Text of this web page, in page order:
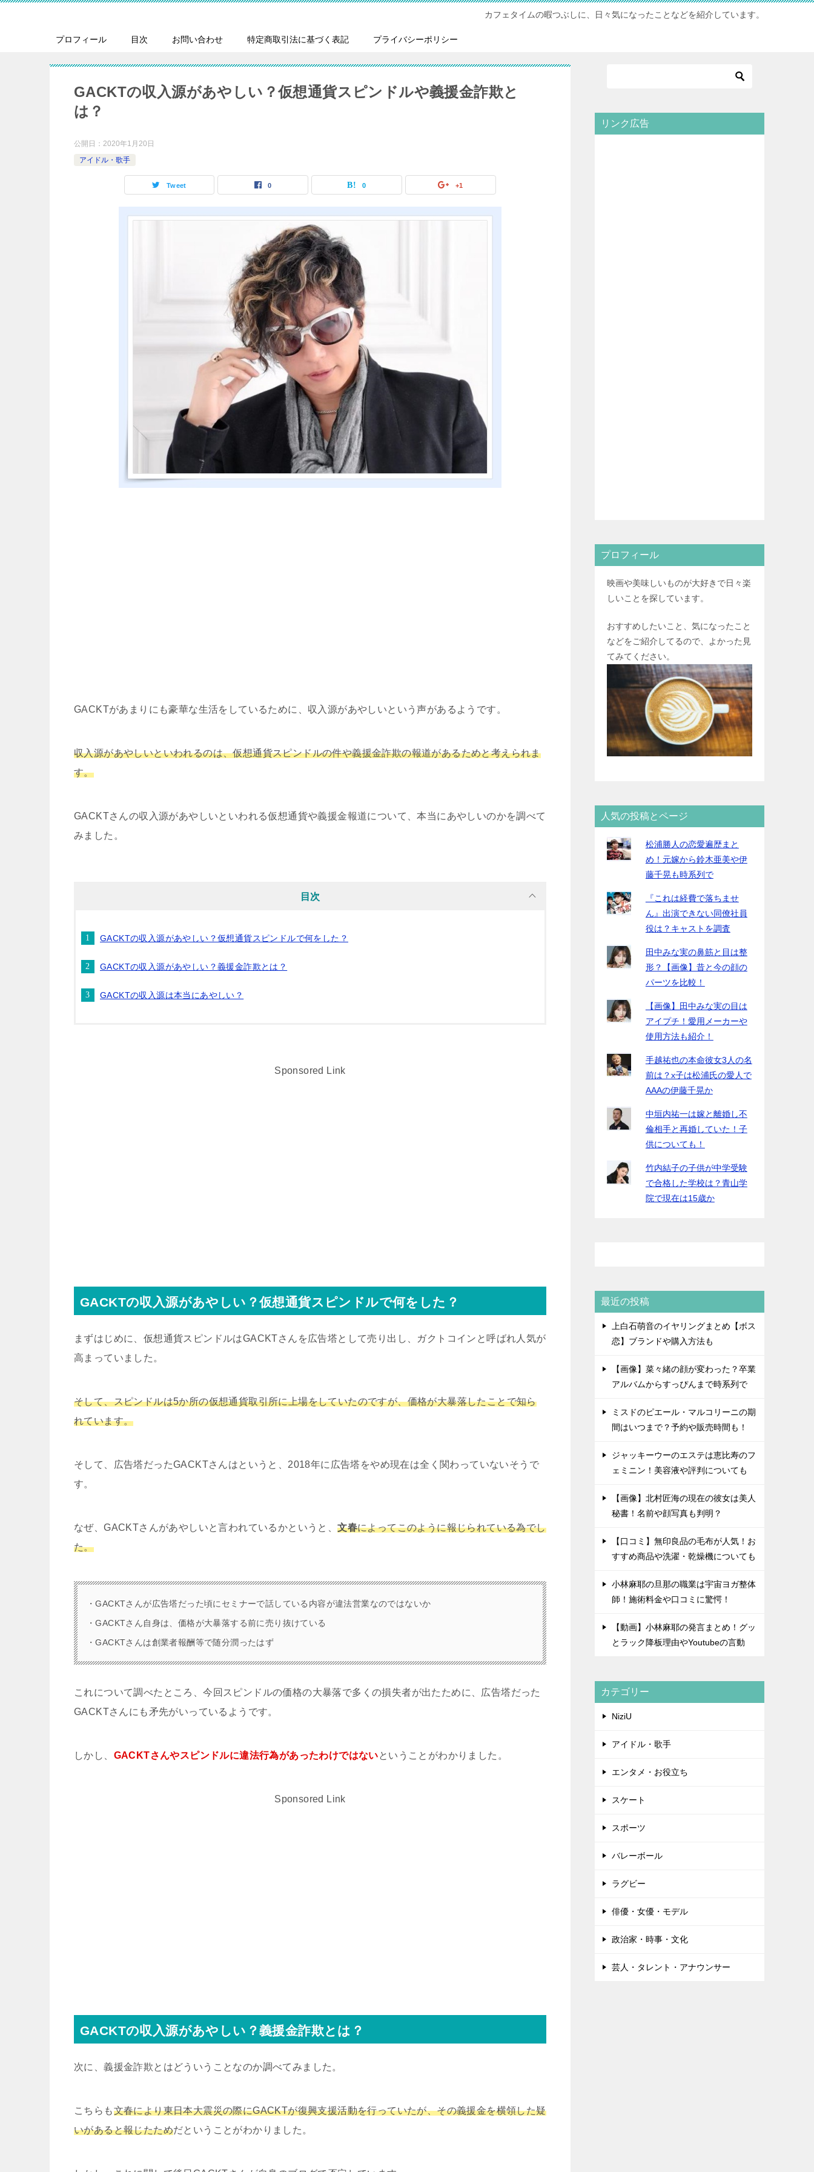
カフェタイムの暇つぶしに、日々気になったことなどを紹介しています。
プロフィール 目次 お問い合わせ 特定商取引法に基づく表記 プライバシーポリシー
GACKTの収入源があやしい？仮想通貨スピンドルや義援金詐欺と
は？
公開日： 2020年1月20日
アイドル・歌手
Tweet 0 0 +1
GACKTがあまりにも豪華な生活をしているために、収入源があやしいという声があるようです。
収入源があやしいといわれるのは、仮想通貨スピンドルの件や義援金詐欺の報道があるためと考えられま
す。
GACKTさんの収入源があやしいといわれる仮想通貨や義援金報道について、本当にあやしいのかを調べて
みました。
目次
GACKTの収入源があやしい？仮想通貨スピンドルで何をした？
GACKTの収入源があやしい？義援金詐欺とは？
GACKTの収入源は本当にあやしい？
Sponsored Link
GACKTの収入源があやしい？仮想通貨スピンドルで何をした？
まずはじめに、仮想通貨スピンドルはGACKTさんを広告塔として売り出し、ガクトコインと呼ばれ人気が
高まっていました。
そして、スピンドルは5か所の仮想通貨取引所に上場をしていたのですが、価格が大暴落したことで知ら
れています。
そして、広告塔だったGACKTさんはというと、2018年に広告塔をやめ現在は全く関わっていないそうで
す。
なぜ、GACKTさんがあやしいと言われているかというと、文春によってこのように報じられている為でし
た。
・GACKTさんが広告塔だった頃にセミナーで話している内容が違法営業なのではないか
・GACKTさん自身は、価格が大暴落する前に売り抜けている
・GACKTさんは創業者報酬等で随分潤ったはず
これについて調べたところ、今回スピンドルの価格の大暴落で多くの損失者が出たために、広告塔だった
GACKTさんにも矛先がいっているようです。
しかし、 GACKTさんやスピンドルに違法行為があったわけではないということがわかりました。
Sponsored Link
GACKTの収入源があやしい？義援金詐欺とは？
次に、義援金詐欺とはどういうことなのか調べてみました。
こちらも文春により東日本大震災の際にGACKTが復興支援活動を行っていたが、その義援金を横領した疑
いがあると報じたためだということがわかりました。
リンク広告
プロフィール
映画や美味しいものが大好きで日々楽
しいことを探しています。
おすすめしたいこと、気になったこと
などをご紹介してるので、よかった見
てみてください。
人気の投稿とページ
松浦勝人の恋愛遍歴まと
め！元嫁から鈴木亜美や伊
藤千晃も時系列で
『これは経費で落ちませ
ん』出演できない同僚社員
役は？キャストを調査
田中みな実の鼻筋と目は整
形？【画像】昔と今の顔の
パーツを比較！
【画像】田中みな実の目は
アイプチ！愛用メーカーや
使用方法も紹介！
手越祐也の本命彼女3人の名
前は？x子は松浦氏の愛人で
AAAの伊藤千晃か
中垣内祐一は嫁と離婚し不
倫相手と再婚していた！子
供についても！
竹内結子の子供が中学受験
で合格した学校は？青山学
院で現在は15歳か
最近の投稿
上白石萌音のイヤリングまとめ【ボス
恋】ブランドや購入方法も
【画像】菜々緒の顔が変わった？卒業
アルバムからすっぴんまで時系列で
ミスドのピエール・マルコリーニの期
間はいつまで？予約や販売時間も！
ジャッキーウーのエステは恵比寿のフ
ェミニン！美容液や評判についても
【画像】北村匠海の現在の彼女は美人
秘書！名前や顔写真も判明？
【口コミ】無印良品の毛布が人気！お
すすめ商品や洗濯・乾燥機についても
小林麻耶の旦那の職業は宇宙ヨガ整体
師！施術料金や口コミに驚愕！
【動画】小林麻耶の発言まとめ！グッ
とラック降板理由やYoutubeの言動
カテゴリー
NiziU
アイドル・歌手
エンタメ・お役立ち
スケート
スポーツ
バレーボール
ラグビー
俳優・女優・モデル
政治家・時事・文化
芸人・タレント・アナウンサー